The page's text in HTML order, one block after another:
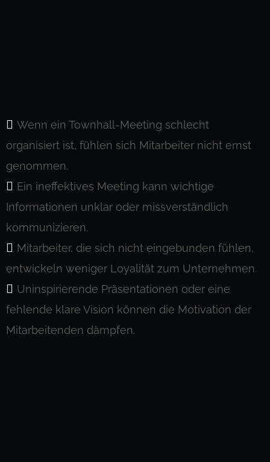
Wenn ein Townhall-Meeting schlecht
organisiert ist, fühlen sich Mitarbeiter nicht ernst
genommen.
Ein ineffektives Meeting kann wichtige
Informationen unklar oder missverständlich
kommunizieren.
Mitarbeiter, die sich nicht eingebunden fühlen,
entwickeln weniger Loyalität zum Unternehmen.
Uninspirierende Präsentationen oder eine
fehlende klare Vision können die Motivation der
Mitarbeitenden dämpfen.